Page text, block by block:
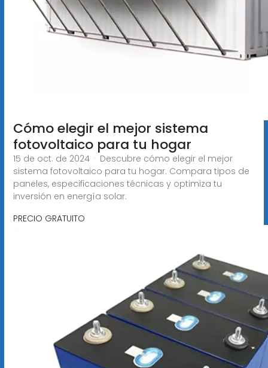
Cómo elegir el mejor sistema
fotovoltaico para tu hogar
15 de oct. de 2024 · Descubre cómo elegir el mejor
sistema fotovoltaico para tu hogar. Compara tipos de
paneles, especificaciones técnicas y optimiza tu
inversión en energía solar.
PRECIO GRATUITO